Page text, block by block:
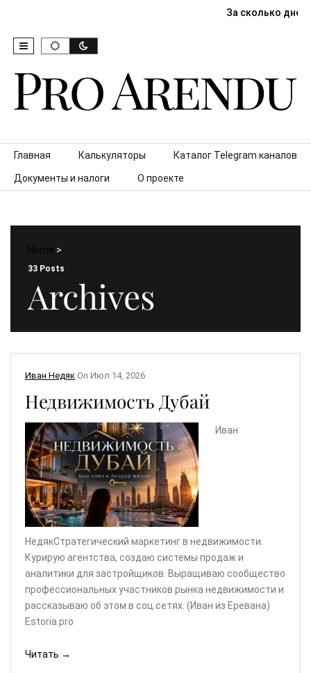
За сколько дней
Skip to content
Главная Калькуляторы Каталог Telegram каналов
Документы и налоги О проекте
Home >
33 Posts
Archives
Иван Недяк On Июл 14, 2026
Недвижимость Дубай
Иван
НедякСтратегический маркетинг в недвижимости.
Курирую агентства, создаю системы продаж и
аналитики для застройщиков. Выращиваю сообщество
профессиональных участников рынка недвижимости и
рассказываю об этом в соц.сетях. (Иван из Еревана)
Estoria.pro
Читать →